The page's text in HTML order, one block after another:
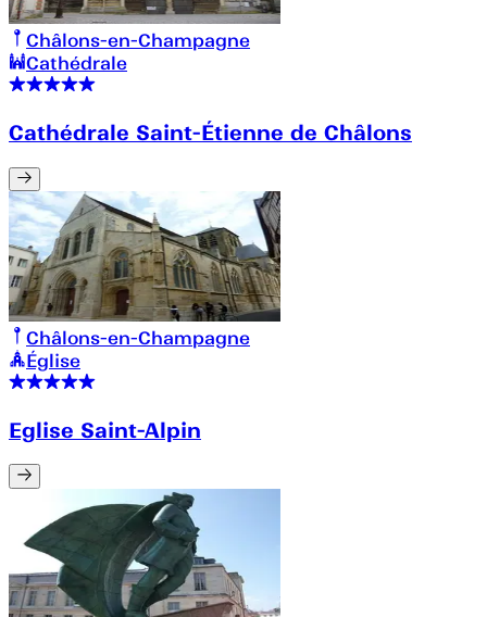
Châlons-en-Champagne
Cathédrale
Cathédrale Saint-Étienne de Châlons
Châlons-en-Champagne
Église
Eglise Saint-Alpin